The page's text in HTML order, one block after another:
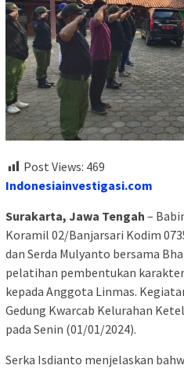
Post Views: 469
Indonesiainvestigasi.com
Surakarta, Jawa Tengah –
Koramil 02/Banjarsari Kodim
dan Serda Mulyanto bersama
pelatihan pembentukan
kepada Anggota Linmas.
Gedung Kwarcab Kelurahan
pada Senin (01/01/2024).
Serka Isdianto menjelaskan